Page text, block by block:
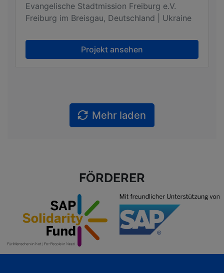
Evangelische Stadtmission Freiburg e.V.
Freiburg im Breisgau, Deutschland | Ukraine
Projekt ansehen
Mehr laden
FÖRDERER